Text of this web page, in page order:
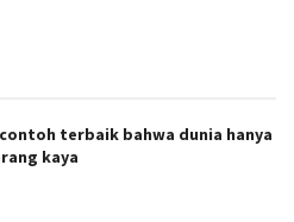
terbaik bahwa dunia hanya
kaya